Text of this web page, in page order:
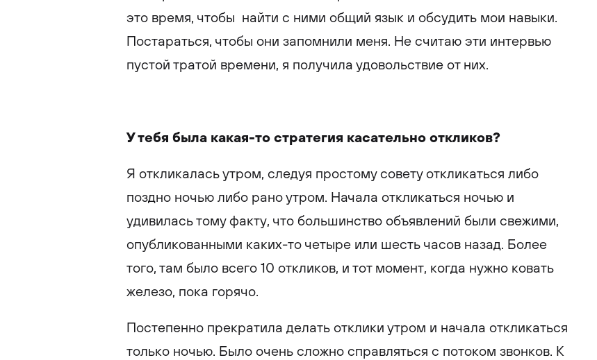
это время, чтобы найти с ними общий язык и обсудить мои навыки.
Постараться, чтобы они запомнили меня. Не считаю эти интервью
пустой тратой времени, я получила удовольствие от них.
У тебя была какая-то стратегия касательно откликов?
Я откликалась утром, следуя простому совету откликаться либо
поздно ночью либо рано утром. Начала откликаться ночью и
удивилась тому факту, что большинство объявлений были свежими,
опубликованными каких-то четыре или шесть часов назад. Более
того, там было всего 10 откликов, и тот момент, когда нужно ковать
железо, пока горячо.
Постепенно прекратила делать отклики утром и начала откликаться
только ночью. Было очень сложно справляться с потоком звонков. К